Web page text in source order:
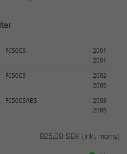
F650CS
2001-
2001
F650CS
2002-
2005
F650CSABS
2003-
2005
826,08 SEK (inkl. moms)